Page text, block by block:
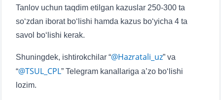
Ism va familiyangiz
Tanlov uchun taqdim etilgan kazuslar 250-300 ta
so‘zdan iborat bo‘lishi hamda kazus bo‘yicha 4 ta
savol bo‘lishi kerak.
Shuningdek, ishtirokchilar “@Hazratali_uz” va
“@TSUL_CPL” Telegram kanallariga a’zo bo‘lishi
lozim.